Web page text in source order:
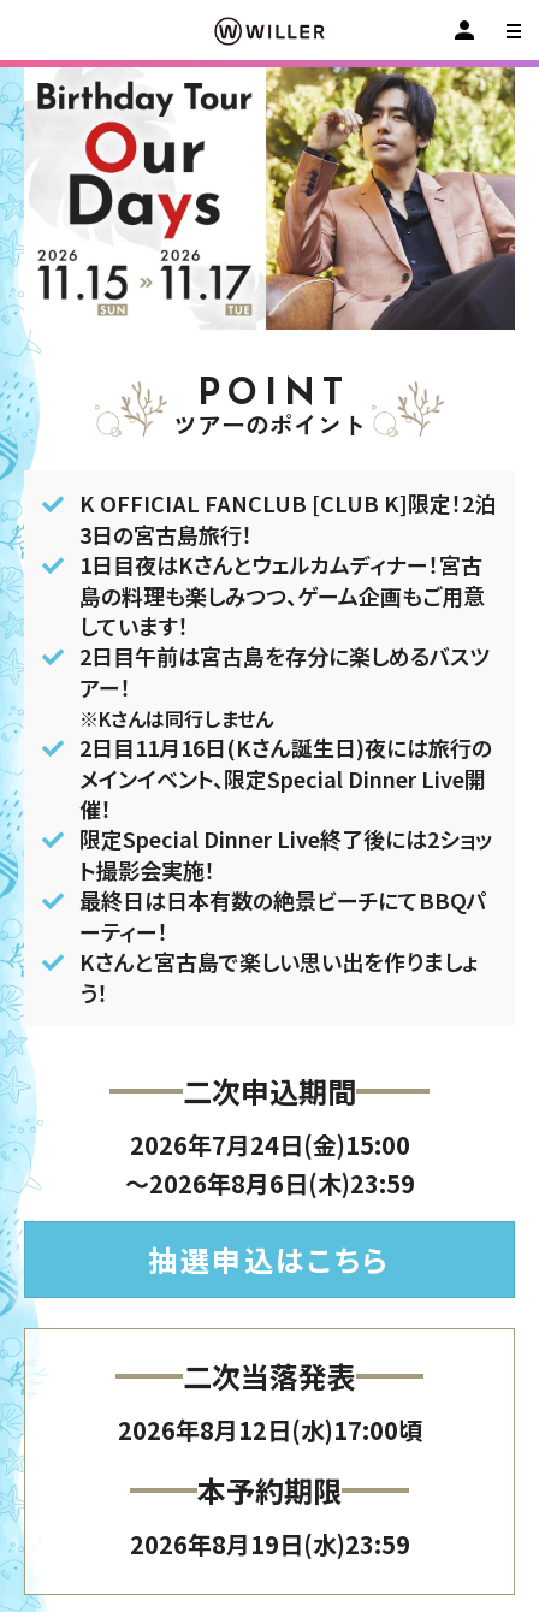
POINT
ツアーのポイント
K OFFICIAL FANCLUB [CLUB K]限定！2泊
3日の宮古島旅行！
1日目夜はKさんとウェルカムディナー！宮古
島の料理も楽しみつつ、ゲーム企画もご用意
しています！
2日目午前は宮古島を存分に楽しめるバスツ
アー！
※Kさんは同行しません
2日目11月16日(Kさん誕生日)夜には旅行の
メインイベント、限定Special Dinner Live開
催！
限定Special Dinner Live終了後には2ショッ
ト撮影会実施！
最終日は日本有数の絶景ビーチにてBBQパ
ーティー！
Kさんと宮古島で楽しい思い出を作りましょ
う！
二次申込期間
2026年7月24日(金)15:00
～2026年8月6日(木)23:59
抽選申込はこちら
二次当落発表
2026年8月12日(水)17:00頃
本予約期限
2026年8月19日(水)23:59